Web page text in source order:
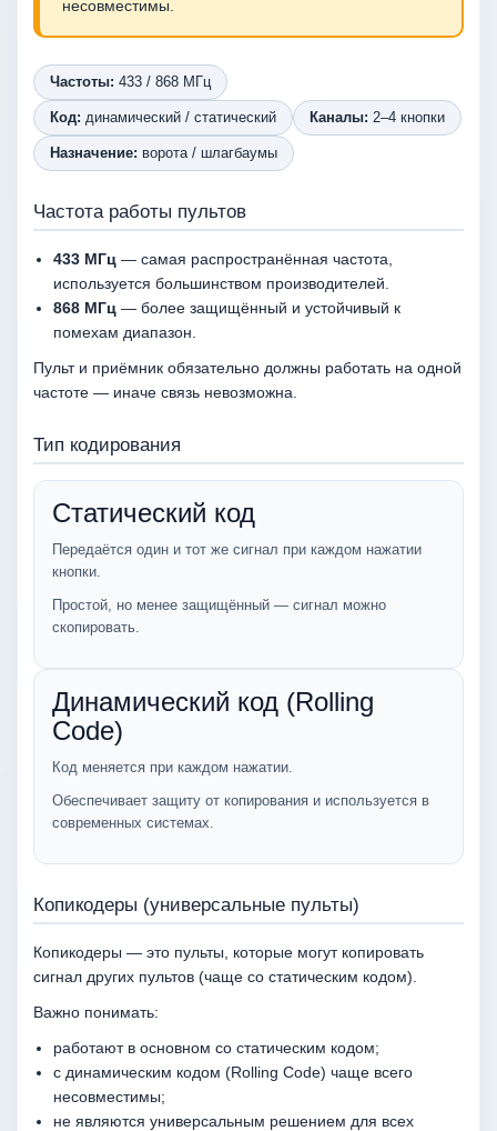
несовместимы.
Частоты: 433 / 868 МГц
Код: динамический / статический Каналы: 2–4 кнопки
Назначение: ворота / шлагбаумы
Частота работы пультов
433 МГц — самая распространённая частота,
используется большинством производителей.
868 МГц — более защищённый и устойчивый к
помехам диапазон.
Пульт и приёмник обязательно должны работать на одной
частоте — иначе связь невозможна.
Тип кодирования
Статический код
Передаётся один и тот же сигнал при каждом нажатии
кнопки.
Простой, но менее защищённый — сигнал можно
скопировать.
Динамический код (Rolling
Code)
Код меняется при каждом нажатии.
Обеспечивает защиту от копирования и используется в
современных системах.
Копикодеры (универсальные пульты)
Копикодеры — это пульты, которые могут копировать
сигнал других пультов (чаще со статическим кодом).
Важно понимать:
работают в основном со статическим кодом;
с динамическим кодом (Rolling Code) чаще всего
несовместимы;
не являются универсальным решением для всех